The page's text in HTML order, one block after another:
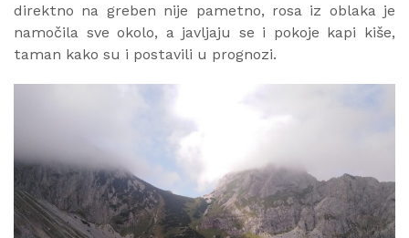
direktno na greben nije pametno, rosa iz oblaka je
namočila sve okolo, a javljaju se i pokoje kapi kiše,
taman kako su i postavili u prognozi.